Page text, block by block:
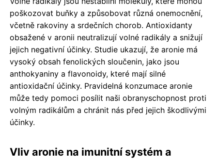
poškozovat buňky a způsobovat různá onemocnění,
včetně rakoviny a srdečních chorob. Antioxidanty
obsažené v aronii neutralizují volné radikály a snižují
jejich negativní účinky. Studie ukazují, že aronie má
vysoký obsah fenolických sloučenin, jako jsou
anthokyaniny a flavonoidy, které mají silné
antioxidační účinky. Pravidelná konzumace aronie
může tedy pomoci posílit naši obranyschopnost proti
volným radikálům a chránit nás před jejich škodlivými
účinky.
Vliv aronie na imunitní systém a